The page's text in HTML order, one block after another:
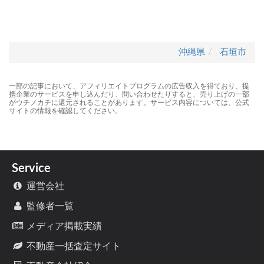
沖縄県 石垣市
一部の記事において、アフィリエイトプログラムの広告収入を得ており、提
携企業のサービスを申し込んだり、問い合わせたりすると、売り上げの一部
がウチノカチに還元されることがあります。サービス内容については、公式
サイトの情報を確認してください。
Service
運営会社
監修者一覧
メディア掲載実績
不動産一括査定サイト